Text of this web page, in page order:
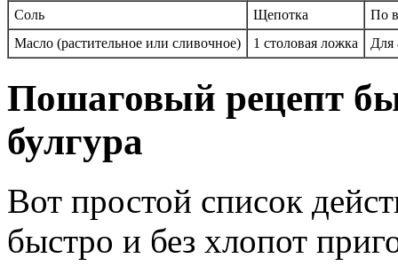
Соль Щепотка
По
Масло (растительное или сливочное)
1 столовая ложка Для
Пошаговый рецепт
булгура
Вот простой список
быстро и без хлопот